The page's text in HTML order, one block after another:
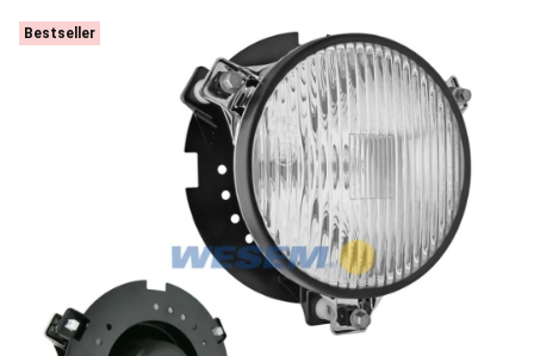
Bestseller